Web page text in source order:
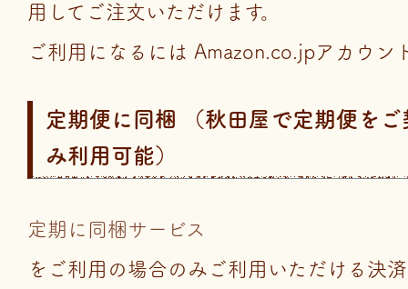
用してご注文いただけます。
ご利用になるには Amazon.co.jpアカウン
定期便に同梱 （秋田屋で定期便を
み利用可能）
定期に同梱サービス
をご利用の場合のみご利用いただける決